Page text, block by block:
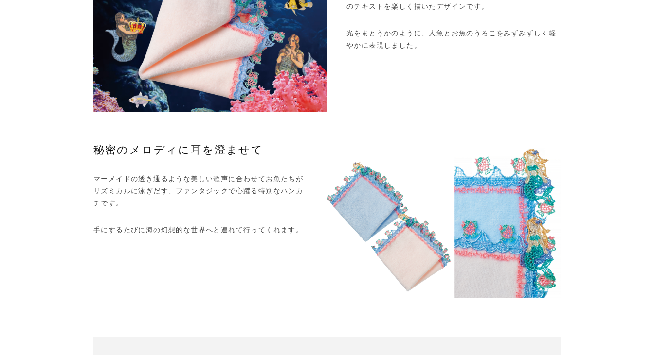
のテキストを楽しく描いたデザインです。
光をまとうかのように、人魚とお魚のうろこをみずみずしく軽
やかに表現しました。
秘密のメロディに耳を澄ませて
マーメイドの透き通るような美しい歌声に合わせてお魚たちが
リズミカルに泳ぎだす、ファンタジックで心躍る特別なハンカ
チです。
手にするたびに海の幻想的な世界へと連れて行ってくれます。